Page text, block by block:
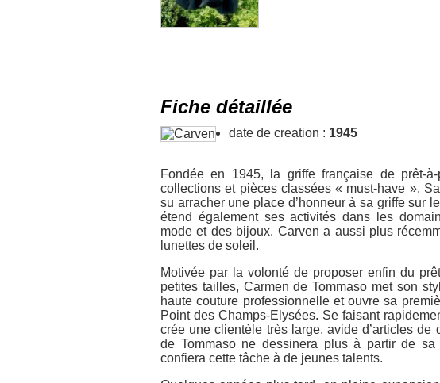
Fiche détaillée
date de creation : 1945
Fondée en 1945, la griffe française de prêt-
collections et pièces classées « must-have ».
su arracher une place d’honneur à sa griffe sur
étend également ses activités dans les
mode et des bijoux. Carven a aussi plus
lunettes de soleil.
Motivée par la volonté de proposer enfin du
petites tailles, Carmen de Tommaso met son
haute couture professionnelle et ouvre sa
Point des Champs-Elysées. Se faisant
crée une clientèle très large, avide d’articles
de Tommaso ne dessinera plus à partir de
confiera cette tâche à de jeunes talents.